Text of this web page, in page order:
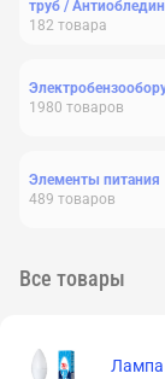
труб /
182 товара
1980 товаров
Элементы питания
489 товаров
Все товары
Лампа